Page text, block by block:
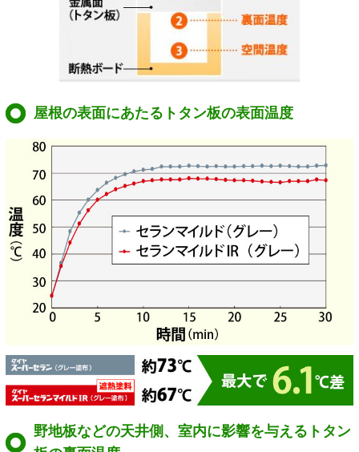
屋根の表面にあたるトタン板の表面温度
野地板などの天井側、室内に影響を与えるトタン